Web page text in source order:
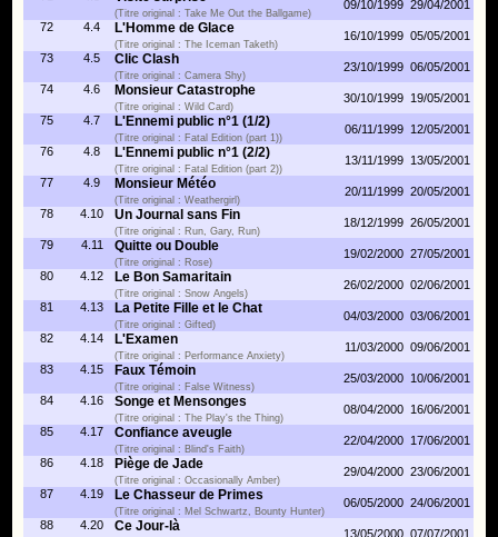
(Titre original : Take Me Out the Ballgame)
09/10/1999 29/04/2001
72
4.4 L'Homme de Glace
(Titre original : The Iceman Taketh)
16/10/1999 05/05/2001
73
4.5 Clic Clash
(Titre original : Camera Shy)
23/10/1999 06/05/2001
74
4.6 Monsieur Catastrophe
(Titre original : Wild Card)
30/10/1999 19/05/2001
75
4.7 L'Ennemi public n°1 (1/2)
(Titre original : Fatal Edition (part 1))
06/11/1999
12/05/2001
76
4.8 L'Ennemi public n°1 (2/2)
(Titre original : Fatal Edition (part 2))
13/11/1999
13/05/2001
77
4.9 Monsieur Météo
(Titre original : Weathergirl)
20/11/1999 20/05/2001
78
4.10 Un Journal sans Fin
(Titre original : Run, Gary, Run)
18/12/1999 26/05/2001
79
4.11 Quitte ou Double
(Titre original : Rose)
19/02/2000 27/05/2001
80
4.12 Le Bon Samaritain
(Titre original : Snow Angels)
26/02/2000 02/06/2001
81
4.13 La Petite Fille et le Chat
(Titre original : Gifted)
04/03/2000 03/06/2001
82
4.14 L'Examen
(Titre original : Performance Anxiety)
11/03/2000 09/06/2001
83
4.15 Faux Témoin
(Titre original : False Witness)
25/03/2000 10/06/2001
84
4.16 Songe et Mensonges
(Titre original : The Play's the Thing)
08/04/2000 16/06/2001
85
4.17 Confiance aveugle
(Titre original : Blind's Faith)
22/04/2000 17/06/2001
86
4.18 Piège de Jade
(Titre original : Occasionally Amber)
29/04/2000 23/06/2001
87
4.19 Le Chasseur de Primes
(Titre original : Mel Schwartz, Bounty Hunter)
06/05/2000 24/06/2001
88
4.20 Ce Jour-là 13/05/2000 07/07/2001